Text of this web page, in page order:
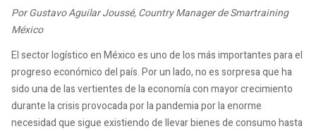
Por Gustavo Aguilar Joussé, Country Manager de Smartraining
México
El sector logístico en México es uno de los más importantes para el
progreso económico del país. Por un lado, no es sorpresa que ha
sido una de las vertientes de la economía con mayor crecimiento
durante la crisis provocada por la pandemia por la enorme
necesidad que sigue existiendo de llevar bienes de consumo hasta